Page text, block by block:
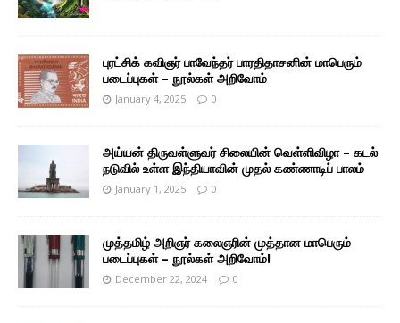
புரட்சிக் கவிஞர் பாவேந்தர் பாரதிதாசனின் மாபெரும்
படைப்புகள் – நூல்கள் அறிவோம்
January 4, 2025 0
அய்யன் திருவள்ளுவர் சிலையின் வெள்ளிவிழா – கடல்
நடுவில் உள்ள இந்தியாவின் முதல் கண்ணாடிப் பாலம்
January 1, 2025 0
முத்தமிழ் அறிஞர் கலைஞரின் முத்தான மாபெரும்
படைப்புகள் – நூல்கள் அறிவோம்!
December 22, 2024 0